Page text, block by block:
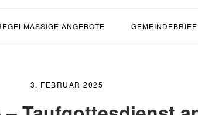
ANGEBOTE GEMEINDEBRIEF
3. FEBRUAR 2025